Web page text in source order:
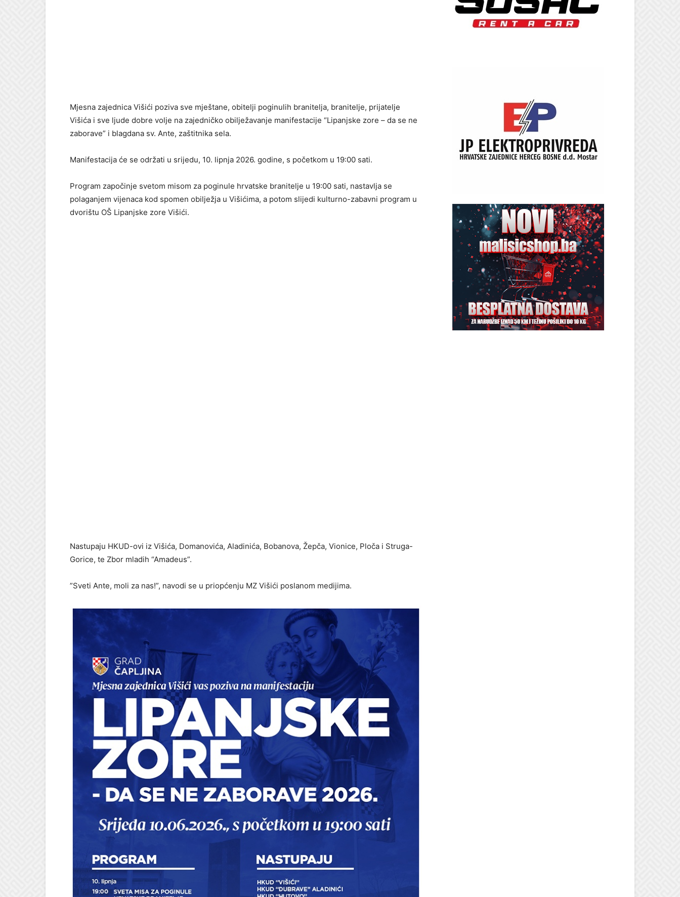
Mjesna zajednica Višići poziva sve mještane, obitelji poginulih branitelja, branitelje, prijatelje
Višića i sve ljude dobre volje na zajedničko obilježavanje manifestacije “Lipanjske zore – da se ne
zaborave” i blagdana sv. Ante, zaštitnika sela.
Manifestacija će se održati u srijedu, 10. lipnja 2026. godine, s početkom u 19:00 sati.
Program započinje svetom misom za poginule hrvatske branitelje u 19:00 sati, nastavlja se
polaganjem vijenaca kod spomen obilježja u Višićima, a potom slijedi kulturno-zabavni program u
dvorištu OŠ Lipanjske zore Višići.
Nastupaju HKUD-ovi iz Višića, Domanovića, Aladinića, Bobanova, Žepča, Vionice, Ploča i Struga-
Gorice, te Zbor mladih “Amadeus”.
”Sveti Ante, moli za nas!”, navodi se u priopćenju MZ Višići poslanom medijima.